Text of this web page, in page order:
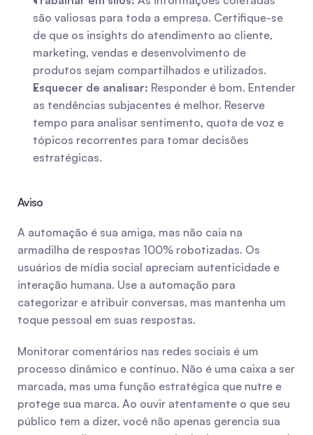
são valiosas para toda a empresa. Certifique-se
de que os insights do atendimento ao cliente,
marketing, vendas e desenvolvimento de
produtos sejam compartilhados e utilizados.
Esquecer de analisar: Responder é bom. Entender
as tendências subjacentes é melhor. Reserve
tempo para analisar sentimento, quota de voz e
tópicos recorrentes para tomar decisões
estratégicas.
Aviso
A automação é sua amiga, mas não caia na
armadilha de respostas 100% robotizadas. Os
usuários de mídia social apreciam autenticidade e
interação humana. Use a automação para
categorizar e atribuir conversas, mas mantenha um
toque pessoal em suas respostas.
Monitorar comentários nas redes sociais é um
processo dinâmico e contínuo. Não é uma caixa a ser
marcada, mas uma função estratégica que nutre e
protege sua marca. Ao ouvir atentamente o que seu
público tem a dizer, você não apenas gerencia sua